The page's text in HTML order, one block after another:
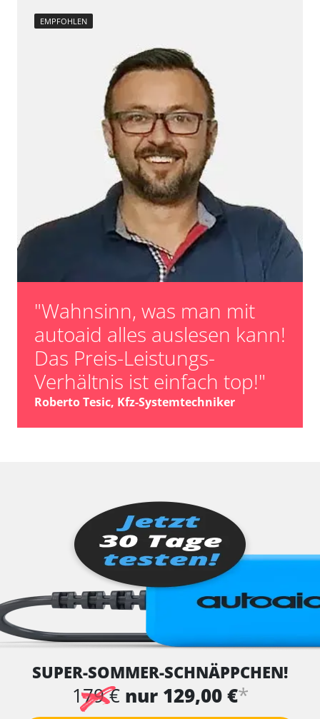
EMPFOHLEN
"Wahnsinn, was man mit
autoaid alles auslesen kann!
Das Preis-Leistungs-
Verhältnis ist einfach top!"
Roberto Tesic, Kfz-Systemtechniker
SUPER-SOMMER-SCHNÄPPCHEN!
179 € nur 129,00 €*